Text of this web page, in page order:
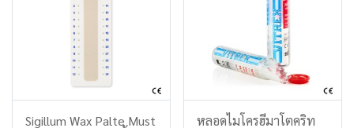
Sigillum Wax Palte Must
หลอดไมโครฮีมาโตคริท